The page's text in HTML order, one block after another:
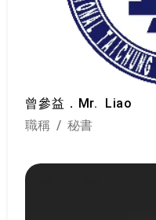
曾參益
．Mr. Liao
職稱 / 秘書